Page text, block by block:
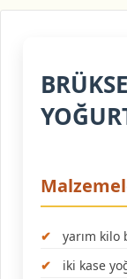
yarım kilo
iki kase